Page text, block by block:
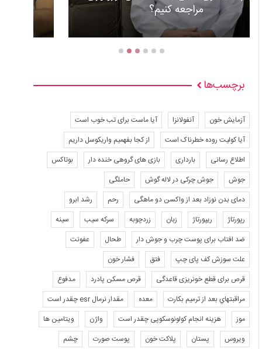
عوارض و علل گذاشتن باطری قلب +ویدئو
برچسب‌ها
آزمایش خون آنفولانزا
آیا ماست برای تب خوب است
آیا کولیت روده خطرناک است
از کجا بفهمیم واریکوسل داریم
اطلاع رسانی
بارداری بازی های گروهی خنده دار
بوتاکس
جوش
جوش چرکی در لاله گوش
حاملگی
دمای بدن نوزاد بعد از واکسن دو ماهگی
رحم
رشد ابرو
رپورتاژ
ریپورتاژ زبان زردچوبه سرکه سیب
سینه
ضد افتاب برای پوست چرب و جوش دار
طحال
عفونت
علت سوزش کف پای چپ
فتق
فشار خون
قرص برای قطع خونریزی قاعدگی
قرص مسکن پادرد
مدفوع
مراقبتهاي بعد از ترميم بكارت
معده
مقدار نرمال esr چقدر است
موز
هزینه انجام کولونوسکوپی چقدر است واژن
ویتامین ها
ویروس
پستان پلاکت خون پوست صورت
چشم